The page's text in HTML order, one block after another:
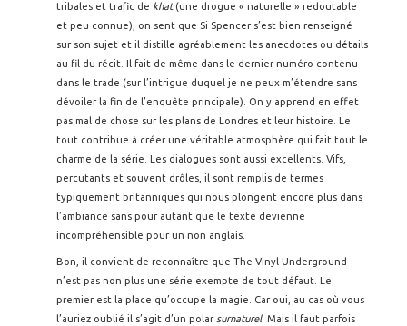
tribales et trafic de khat(une drogue « naturelle » redoutable
et peu connue), on sent que Si Spencer s’est bien renseigné
sur son sujet et il distille agréablement les anecdotes ou détails
au fil du récit. Il fait de même dans le dernier numéro contenu
dans le trade (sur l’intrigue duquel je ne peux m’étendre sans
dévoiler la fin de l’enquête principale). On y apprend en effet
pas mal de chose sur les plans de Londres et leur histoire. Le
tout contribue à créer une véritable atmosphère qui fait tout le
charme de la série. Les dialogues sont aussi excellents. Vifs,
percutants et souvent drôles, il sont remplis de termes
typiquement britanniques qui nous plongent encore plus dans
l’ambiance sans pour autant que le texte devienne
incompréhensible pour un non anglais.
Bon, il convient de reconnaître que The Vinyl Underground
n’est pas non plus une série exempte de tout défaut. Le
premier est la place qu’occupe la magie. Car oui, au cas où vous
l’auriez oublié il s’agit d’un polar surnaturel. Mais il faut parfois